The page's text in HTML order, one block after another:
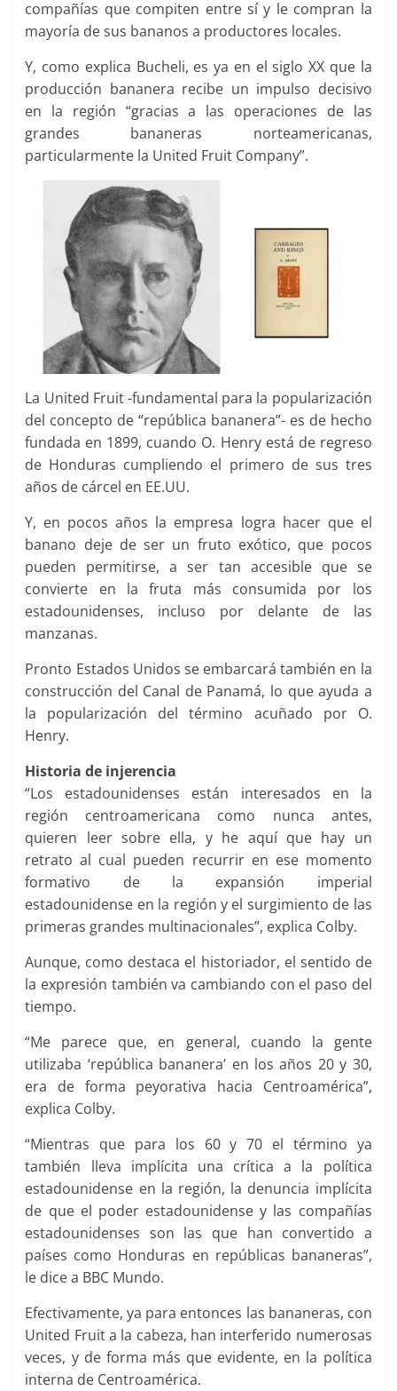
compañías que compiten entre sí y le compran la
mayoría de sus bananos a productores locales.
Y, como explica Bucheli, es ya en el siglo XX que la
producción bananera recibe un impulso decisivo
en la región “gracias a las operaciones de las
grandes bananeras norteamericanas,
particularmente la United Fruit Company”.
La United Fruit -fundamental para la popularización
del concepto de “república bananera”- es de hecho
fundada en 1899, cuando O. Henry está de regreso
de Honduras cumpliendo el primero de sus tres
años de cárcel en EE.UU.
Y, en pocos años la empresa logra hacer que el
banano deje de ser un fruto exótico, que pocos
pueden permitirse, a ser tan accesible que se
convierte en la fruta más consumida por los
estadounidenses, incluso por delante de las
manzanas.
Pronto Estados Unidos se embarcará también en la
construcción del Canal de Panamá, lo que ayuda a
la popularización del término acuñado por O.
Henry.
Historia de injerencia
“Los estadounidenses están interesados en la
región centroamericana como nunca antes,
quieren leer sobre ella, y he aquí que hay un
retrato al cual pueden recurrir en ese momento
formativo de la expansión imperial
estadounidense en la región y el surgimiento de las
primeras grandes multinacionales”, explica Colby.
Aunque, como destaca el historiador, el sentido de
la expresión también va cambiando con el paso del
tiempo.
“Me parece que, en general, cuando la gente
utilizaba ‘república bananera’ en los años 20 y 30,
era de forma peyorativa hacia Centroamérica”,
explica Colby.
“Mientras que para los 60 y 70 el término ya
también lleva implícita una crítica a la política
estadounidense en la región, la denuncia implícita
de que el poder estadounidense y las compañías
estadounidenses son las que han convertido a
países como Honduras en repúblicas bananeras”,
le dice a BBC Mundo.
Efectivamente, ya para entonces las bananeras, con
United Fruit a la cabeza, han interferido numerosas
veces, y de forma más que evidente, en la política
interna de Centroamérica.